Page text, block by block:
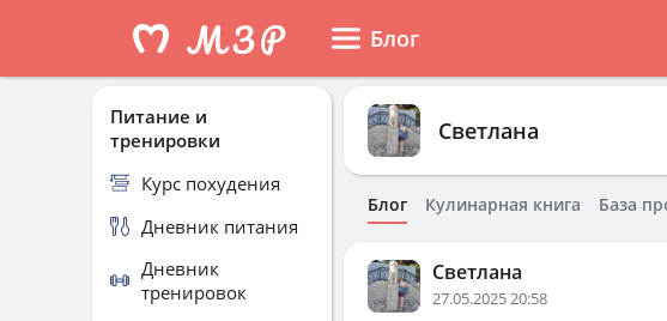
Блог
Светлана
Блог Кулинарная книга База
Светлана
27.05.2025 20:58
Питание и
тренировки
Курс похудения
Дневник питания
Дневник
тренировок